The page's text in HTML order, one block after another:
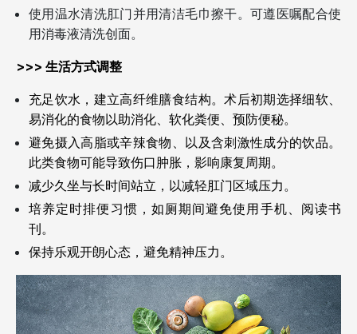
使用温水清洗肛门并用清洁毛巾擦干。可遵医嘱配合使
用消毒液清洗创面。
>>> 生活方式调整
充足饮水，建立高纤维膳食结构。术后初期选择细软、
易消化的食物以助消化、软化粪便、预防便秘。
避免摄入高脂或辛辣食物、以及含刺激性成分的饮品。
此类食物可能导致伤口肿胀，影响康复周期。
减少久坐与长时间站立，以减轻肛门区域压力。
培养定时排便习惯，如厕期间避免使用手机、阅读书
刊。
保持乐观开朗心态，避免精神压力。